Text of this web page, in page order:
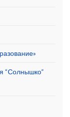
“Солнышко”